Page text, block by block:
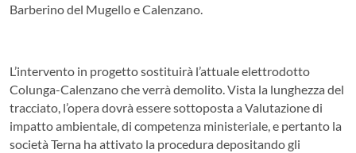
Barberino del Mugello e Calenzano.
L’intervento in progetto sostituirà l’attuale elettrodotto
Colunga-Calenzano che verrà demolito. Vista la lunghezza del
tracciato, l’opera dovrà essere sottoposta a Valutazione di
impatto ambientale, di competenza ministeriale, e pertanto la
società Terna ha attivato la procedura depositando gli